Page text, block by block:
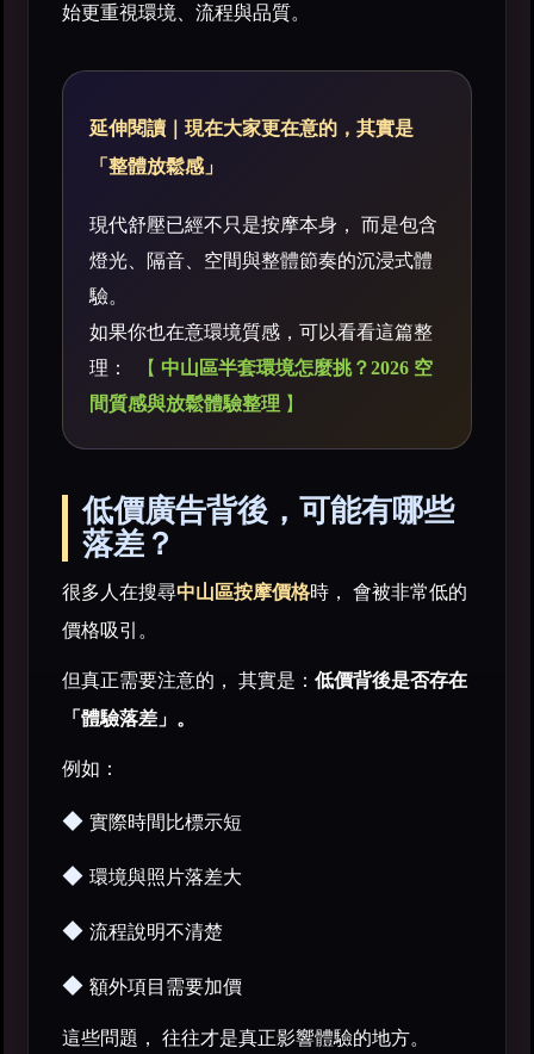
始更重視環境、流程與品質。
延伸閱讀｜現在大家更在意的，其實是
「整體放鬆感」
現代舒壓已經不只是按摩本身， 而是包含
燈光、隔音、空間與整體節奏的沉浸式體
驗。
如果你也在意環境質感，可以看看這篇整
理：
【 中山區半套環境怎麼挑？2026 空
間質感與放鬆體驗整理 】
低價廣告背後，可能有哪些
落差？
很多人在搜尋中山區按摩價格時， 會被非常低的
價格吸引。
但真正需要注意的， 其實是： 低價背後是否存在
「體驗落差」。
例如：
◆ 實際時間比標示短
◆ 環境與照片落差大
◆ 流程說明不清楚
◆ 額外項目需要加價
這些問題， 往往才是真正影響體驗的地方。